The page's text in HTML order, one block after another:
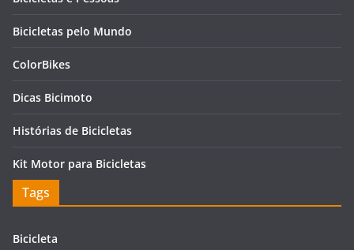
Bicicletas pelo Mundo
ColorBikes
Dicas Bicimoto
Histórias de Bicicletas
Kit Motor para Bicicletas
Tags
Bicicleta